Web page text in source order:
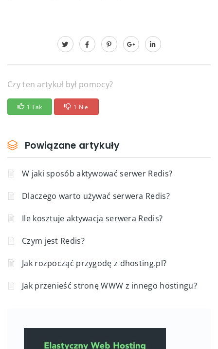
Czy ten artykuł był pomocy?
1 Tak 1 Nie
Powiązane artykuły
W jaki sposób aktywować serwer Redis?
Dlaczego warto używać serwera Redis?
Ile kosztuje aktywacja serwera Redis?
Czym jest Redis?
Jak rozpocząć przygodę z dhosting.pl?
Jak przenieść stronę WWW z innego hostingu?